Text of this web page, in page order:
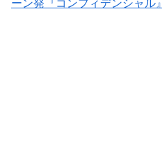
ーン発『コンフィデンシャル』